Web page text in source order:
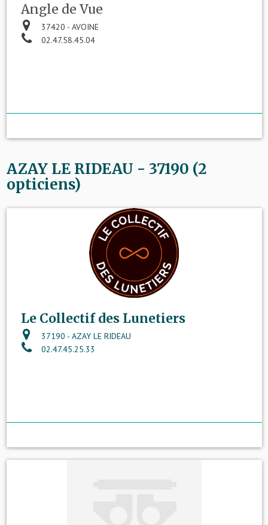
Angle de Vue
37420 - AVOINE
02.47.58.45.04
AZAY LE RIDEAU - 37190 (2
opticiens)
Le Collectif des Lunetiers
37190 - AZAY LE RIDEAU
02.47.45.25.33